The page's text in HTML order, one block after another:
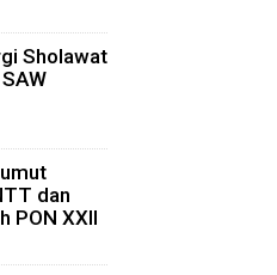
Sholawat
dan
PON XXII